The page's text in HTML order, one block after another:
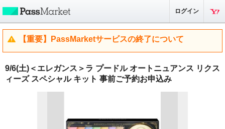
ログイン
【重要】PassMarketサービスの終了について
9/6(土)＜エレガンス＞ラ プードル オートニュアンス リクス
ィーズ スペシャル キット 事前ご予約お申込み